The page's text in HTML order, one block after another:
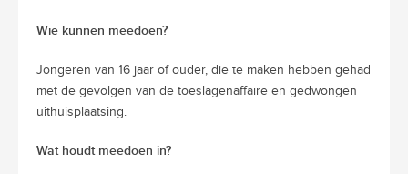
Wie kunnen meedoen?
Jongeren van 16 jaar of ouder, die te maken hebben gehad
met de gevolgen van de toeslagenaffaire en gedwongen
uithuisplaatsing.
Wat houdt meedoen in?